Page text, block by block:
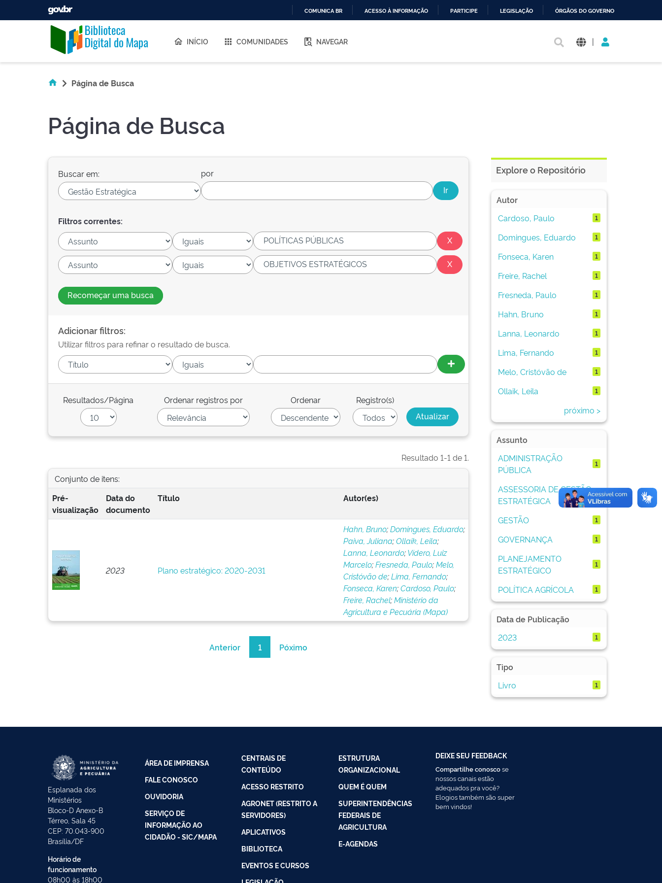
O
COMUNICA BR ACESSO À INFORMAÇÃO PARTICIPE LEGISLAÇÃO ÓRGÃOS DO GOVERNO
Skip navigation
INÍCIO COMUNIDADES NAVEGAR |
Página de Busca
Página de Busca
Buscar em: por
Filtros correntes:
Recomeçar uma busca
Adicionar filtros:
Utilizar filtros para refinar o resultado de busca.
Resultados/Página Ordenar registros por Ordenar Registro(s)
Resultado 1-1 de 1.
Conjunto de itens:
Pré-
visualização
Data do
documento
Título Autor(es)
2023 Plano estratégico: 2020-2031
Hahn, Bruno;Domingues, Eduardo;
Paiva, Juliana;Ollaik, Leila;
Lanna, Leonardo;Vídero, Luiz
Marcelo;Fresneda, Paulo;Melo,
Cristóvão de;Lima, Fernando;
Fonseca, Karen;Cardoso, Paulo;
Freire, Rachel;Ministério da
Agricultura e Pecuária (Mapa)
Anterior 1 Póximo
Explore o Repositório
Autor
Cardoso, Paulo
1
Domingues, Eduardo 1
Fonseca, Karen 1
Freire, Rachel 1
Fresneda, Paulo 1
Hahn, Bruno 1
Lanna, Leonardo 1
Lima, Fernando 1
Melo, Cristóvão de 1
Ollaik, Leila 1
próximo >
Assunto
ADMINISTRAÇÃO
PÚBLICA
1
ASSESSORIA DE GESTÃO
ESTRATÉGICA
1
GESTÃO 1
GOVERNANÇA 1
PLANEJAMENTO
ESTRATÉGICO
1
POLÍTICA AGRÍCOLA 1
Data de Publicação
2023
1
Tipo
Livro
1
Esplanada dos
Ministérios
Bloco-D Anexo-B
Térreo, Sala 45
CEP: 70.043-900
Brasília/DF
Horário de
funcionamento
08h00 às 18h00
ÁREA DE IMPRENSA
FALE CONOSCO
OUVIDORIA
SERVIÇO DE
INFORMAÇÃO AO
CIDADÃO - SIC/MAPA
CENTRAIS DE
CONTEÚDO
ACESSO RESTRITO
AGRONET (RESTRITO A
SERVIDORES)
APLICATIVOS
BIBLIOTECA
EVENTOS E CURSOS
ESTRUTURA
ORGANIZACIONAL
QUEM É QUEM
SUPERINTENDÊNCIAS
FEDERAIS DE
AGRICULTURA
E-AGENDAS
DEIXE SEU FEEDBACK
Compartilhe conoscose
nossos canais estão
adequados pra você?
Elogios também são super
bem vindos!